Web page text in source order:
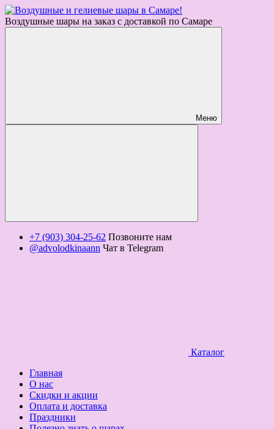
Воздушные шары на заказ с доставкой по Самаре
Меню
+7 (903) 304-25-62 Позвоните нам
@advolodkinaann Чат в Telegram
Каталог
Главная
О нас
Скидки и акции
Оплата и доставка
Праздники